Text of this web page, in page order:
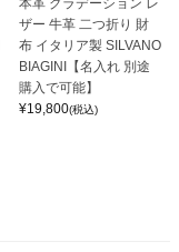
本革 グラデーション レ
ザー 牛革 二つ折り 財
布 イタリア製 SILVANO
BIAGINI【名入れ 別途
購入で可能】
¥19,800(税込)